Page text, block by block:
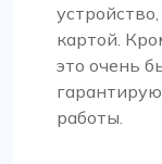
картой.
это очень
работы.